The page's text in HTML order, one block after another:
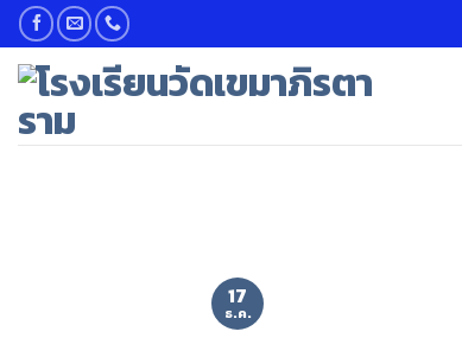
Skip
to
content
17
ธ.ค.